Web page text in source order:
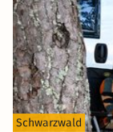
Schwarzwald